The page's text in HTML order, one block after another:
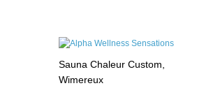
Sauna Chaleur Custom,
Wimereux